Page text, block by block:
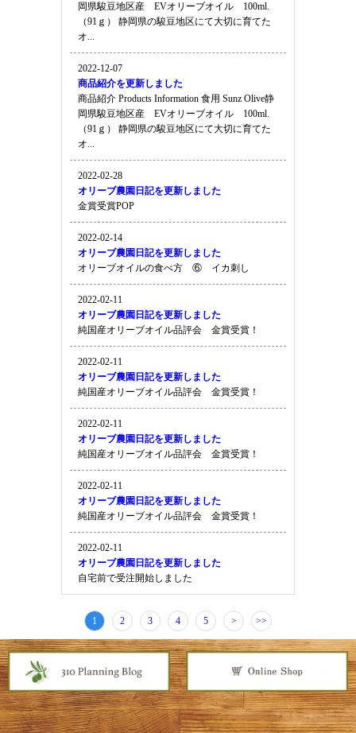
岡県駿豆地区産 EVオリーブオイル 100ml.
（91ｇ） 静岡県の駿豆地区にて大切に育てた
オ...
2022-12-07
商品紹介を更新しました
商品紹介 Products Information 食用 Sunz Olive静
岡県駿豆地区産 EVオリーブオイル 100ml.
（91ｇ） 静岡県の駿豆地区にて大切に育てた
オ...
2022-02-28
オリーブ農園日記を更新しました
金賞受賞POP
2022-02-14
オリーブ農園日記を更新しました
オリーブオイルの食べ方 ⑥ イカ刺し
2022-02-11
オリーブ農園日記を更新しました
純国産オリーブオイル品評会 金賞受賞！
2022-02-11
オリーブ農園日記を更新しました
純国産オリーブオイル品評会 金賞受賞！
2022-02-11
オリーブ農園日記を更新しました
純国産オリーブオイル品評会 金賞受賞！
2022-02-11
オリーブ農園日記を更新しました
純国産オリーブオイル品評会 金賞受賞！
2022-02-11
オリーブ農園日記を更新しました
自宅前で受注開始しました
1 2 3 4 5 > >>